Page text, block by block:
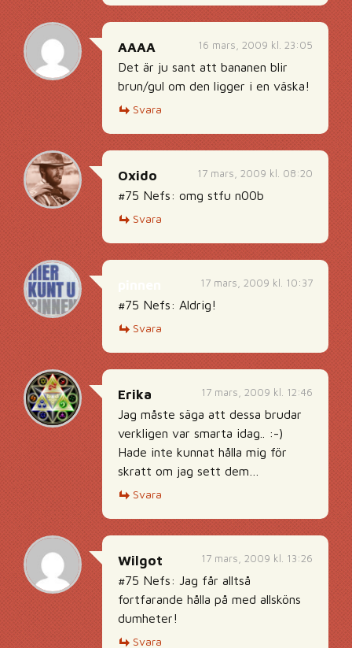
16 mars, 2009 kl. 23:05
AAAA
Det är ju sant att bananen blir
brun/gul om den ligger i en väska!
Svara
17 mars, 2009 kl. 08:20
Oxido
#75 Nefs: omg stfu n00b
Svara
17 mars, 2009 kl. 10:37
#75 Nefs: Aldrig!
Svara
17 mars, 2009 kl. 12:46
Erika
Jag måste säga att dessa brudar
verkligen var smarta idag.. :-)
Hade inte kunnat hålla mig för
skratt om jag sett dem…
Svara
17 mars, 2009 kl. 13:26
Wilgot
#75 Nefs: Jag får alltså
fortfarande hålla på med allsköns
dumheter!
Svara